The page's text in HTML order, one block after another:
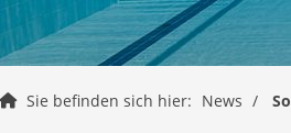
Sie befinden sich hier: News